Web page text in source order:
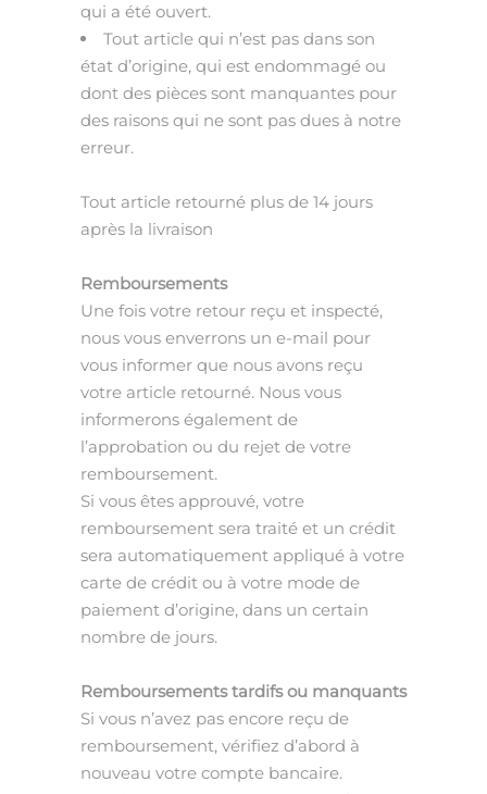
qui a été ouvert.
Tout article qui n’est pas dans son
état d’origine, qui est endommagé ou
dont des pièces sont manquantes pour
des raisons qui ne sont pas dues à notre
erreur.
Tout article retourné plus de 14 jours
après la livraison
Remboursements
Une fois votre retour reçu et inspecté,
nous vous enverrons un e-mail pour
vous informer que nous avons reçu
votre article retourné. Nous vous
informerons également de
l’approbation ou du rejet de votre
remboursement.
Si vous êtes approuvé, votre
remboursement sera traité et un crédit
sera automatiquement appliqué à votre
carte de crédit ou à votre mode de
paiement d’origine, dans un certain
nombre de jours.
Remboursements tardifs ou manquants
Si vous n’avez pas encore reçu de
remboursement, vérifiez d’abord à
nouveau votre compte bancaire.